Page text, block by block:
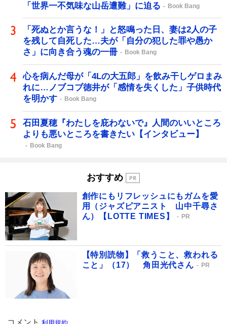
「世界一不気味な山岳遭難」に迫る
Book Bang
「死ぬとか言うな！」と怒鳴った日、妻は2人の子
を残して自死した…夫が「自分の犯した罪や愚か
さ」に向き合う魂の一冊
Book Bang
心を病んだ母が「4Lの大五郎」を飲み干しゲロまみ
れに…ノブコブ徳井が「感情を失くした」子供時代
を明かす
Book Bang
石田夏穂『わたしを庇わないで』人間のいいところ
よりも悪いところを書きたい【インタビュー】
Book Bang
おすすめ
創作にもリフレッシュにもガムを愛
用（ジャズピアニスト 山中千尋さ
ん）【LOTTE TIMES】
PR
【特別読物】「救うこと、救われる
こと」（17） 角田光代さん
PR